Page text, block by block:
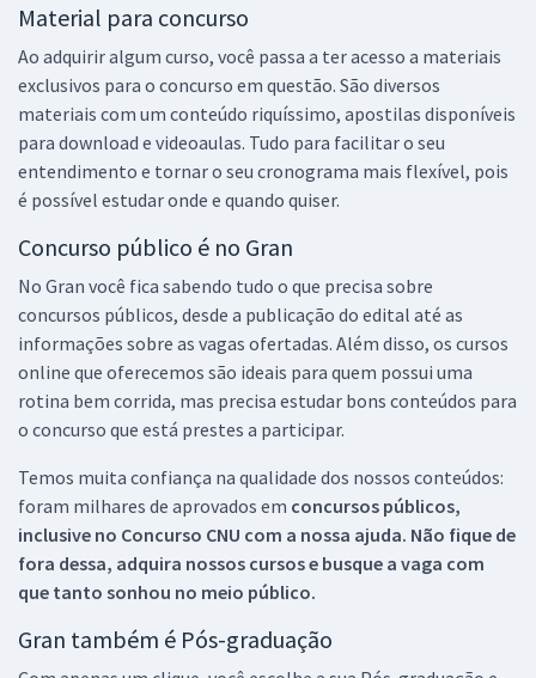
Material para concurso
Ao adquirir algum curso, você passa a ter acesso a materiais
exclusivos para o concurso em questão. São diversos
materiais com um conteúdo riquíssimo, apostilas disponíveis
para download e videoaulas. Tudo para facilitar o seu
entendimento e tornar o seu cronograma mais flexível, pois
é possível estudar onde e quando quiser.
Concurso público é no Gran
No Gran você fica sabendo tudo o que precisa sobre
concursos públicos, desde a publicação do edital até as
informações sobre as vagas ofertadas. Além disso, os cursos
online que oferecemos são ideais para quem possui uma
rotina bem corrida, mas precisa estudar bons conteúdos para
o concurso que está prestes a participar.
Temos muita confiança na qualidade dos nossos conteúdos:
foram milhares de aprovados em concursos públicos,
inclusive no Concurso CNU com a nossa ajuda. Não fique de
fora dessa, adquira nossos cursos e busque a vaga com
que tanto sonhou no meio público.
Gran também é Pós-graduação